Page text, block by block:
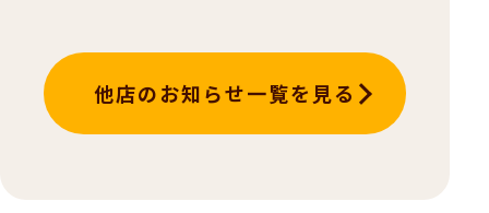
他店のお知らせ一覧を見る